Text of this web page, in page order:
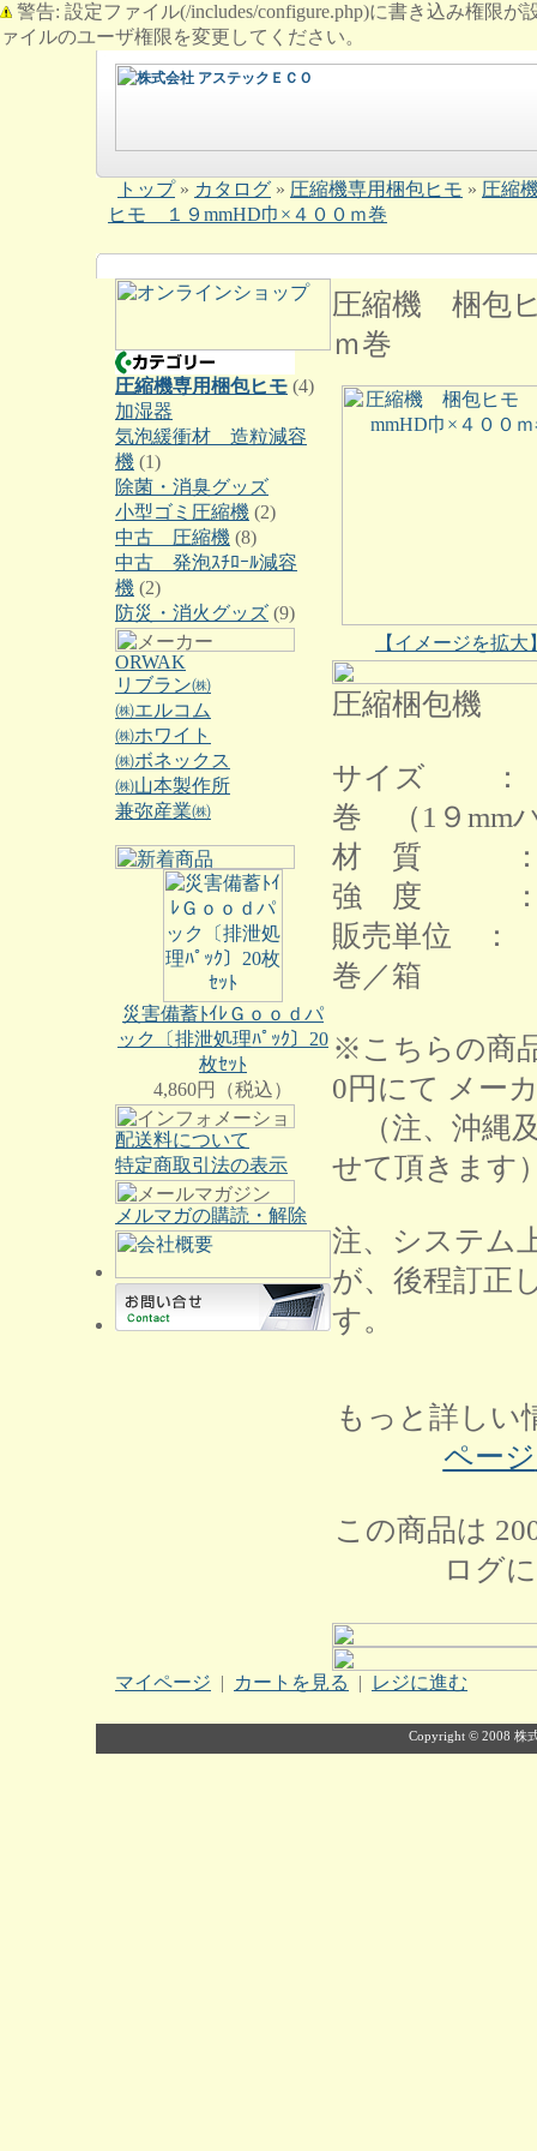
警告: 設定ファイル(/includes/configure.php)に書き込み権限が
ァイルのユーザ権限を変更してください。
トップ» カタログ » 圧縮機専用梱包ヒモ » 圧縮
ヒモ １９mmHD巾×４００ｍ巻
圧縮機専用梱包ヒモ (4)
加湿器
気泡緩衝材 造粒減容
機 (1)
除菌・消臭グッズ
小型ゴミ圧縮機 (2)
中古 圧縮機 (8)
中古 発泡ｽﾁﾛｰﾙ減容
機 (2)
防災・消火グッズ (9)
ORWAK
リブラン㈱
㈱エルコム
㈱ホワイト
㈱ボネックス
㈱山本製作所
兼弥産業㈱
災害備蓄ﾄｲﾚＧｏｏｄパ
ック〔排泄処理ﾊﾟｯｸ〕20
枚ｾｯﾄ
4,860円（税込）
配送料について
特定商取引法の表示
メルマガの購読・解除
圧縮機 梱包
ｍ巻
【イメージを拡大
圧縮梱包機
サイズ ：
巻 （1９mm
材 質 ：
強 度 ：
販売単位 ：
巻／箱
※こちらの商
0円にて メー
（注、沖縄
せて頂きます
注、システム
が、後程訂正
す。
もっと詳しい
ページ
この商品は
ログ
マイページ | カートを見る | レジに進む
Copyright © 2008 株